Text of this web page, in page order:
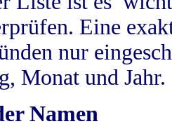
Eine
nur
Monat und Jahr.
Namen